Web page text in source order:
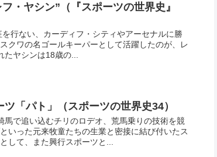
・ヤシン”（『スポーツの世界史』
行ない、カーディフ・シティやアーセナルに勝
クワの名ゴールキーパーとして活躍したのが、レ
ヤシンは18歳の...
「パト」（スポーツの世界史34）
で追い込むチリのロデオ、荒馬乗りの技術を競
いった元来牧童たちの生業と密接に結び付いたス
して、また興行スポーツと...